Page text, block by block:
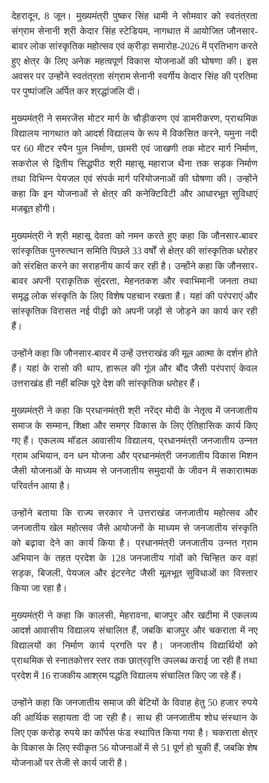
देहरादून, 8 जून। मुख्यमंत्री पुष्कर सिंह धामी ने सोमवार को स्वतंत्रता
संग्राम सेनानी श्री केदार सिंह स्टेडियम, नागथात में आयोजित जौनसार-
बावर लोक सांस्कृतिक महोत्सव एवं क्रीड़ा समारोह-2026 में प्रतिभाग करते
हुए क्षेत्र के लिए अनेक महत्वपूर्ण विकास योजनाओं की घोषणा की। इस
अवसर पर उन्होंने स्वतंत्रता संग्राम सेनानी स्वर्गीय केदार सिंह की प्रतिमा
पर पुष्पांजलि अर्पित कर श्रद्धांजलि दी।
मुख्यमंत्री ने समरजेंस मोटर मार्ग के चौड़ीकरण एवं डामरीकरण, प्राथमिक
विद्यालय नागथात को आदर्श विद्यालय के रूप में विकसित करने, यमुना नदी
पर 60 मीटर स्पैन पुल निर्माण, छामरी एवं जाखणी तक मोटर मार्ग निर्माण,
सकरोल से द्वितीय सिद्धपीठ श्री महासू महाराज थैना तक सड़क निर्माण
तथा विभिन्न पेयजल एवं संपर्क मार्ग परियोजनाओं की घोषणा की। उन्होंने
कहा कि इन योजनाओं से क्षेत्र की कनेक्टिविटी और आधारभूत सुविधाएं
मजबूत होंगी।
मुख्यमंत्री ने श्री महासू देवता को नमन करते हुए कहा कि जौनसार-बावर
सांस्कृतिक पुनरुत्थान समिति पिछले 33 वर्षों से क्षेत्र की सांस्कृतिक धरोहर
को संरक्षित करने का सराहनीय कार्य कर रही है। उन्होंने कहा कि जौनसार-
बावर अपनी प्राकृतिक सुंदरता, मेहनतकश और स्वाभिमानी जनता तथा
समृद्ध लोक संस्कृति के लिए विशेष पहचान रखता है। यहां की परंपराएं और
सांस्कृतिक विरासत नई पीढ़ी को अपनी जड़ों से जोड़ने का कार्य कर रही
हैं।
उन्होंने कहा कि जौनसार-बावर में उन्हें उत्तराखंड की मूल आत्मा के दर्शन होते
हैं। यहां के रासो की थाप, हारूल की गूंज और बौंद जैसी परंपराएं केवल
उत्तराखंड ही नहीं बल्कि पूरे देश की सांस्कृतिक धरोहर हैं।
मुख्यमंत्री ने कहा कि प्रधानमंत्री श्री नरेंद्र मोदी के नेतृत्व में जनजातीय
समाज के सम्मान, शिक्षा और समग्र विकास के लिए ऐतिहासिक कार्य किए
गए हैं। एकलव्य मॉडल आवासीय विद्यालय, प्रधानमंत्री जनजातीय उन्नत
ग्राम अभियान, वन धन योजना और प्रधानमंत्री जनजातीय विकास मिशन
जैसी योजनाओं के माध्यम से जनजातीय समुदायों के जीवन में सकारात्मक
परिवर्तन आया है।
उन्होंने बताया कि राज्य सरकार ने उत्तराखंड जनजातीय महोत्सव और
जनजातीय खेल महोत्सव जैसे आयोजनों के माध्यम से जनजातीय संस्कृति
को बढ़ावा देने का कार्य किया है। प्रधानमंत्री जनजातीय उन्नत ग्राम
अभियान के तहत प्रदेश के 128 जनजातीय गांवों को चिन्हित कर वहां
सड़क, बिजली, पेयजल और इंटरनेट जैसी मूलभूत सुविधाओं का विस्तार
किया जा रहा है।
मुख्यमंत्री ने कहा कि कालसी, मेहरावना, बाजपुर और खटीमा में एकलव्य
आदर्श आवासीय विद्यालय संचालित हैं, जबकि बाजपुर और चकराता में नए
विद्यालयों का निर्माण कार्य प्रगति पर है। जनजातीय विद्यार्थियों को
प्राथमिक से स्नातकोत्तर स्तर तक छात्रवृत्ति उपलब्ध कराई जा रही है तथा
प्रदेश में 16 राजकीय आश्रम पद्धति विद्यालय संचालित किए जा रहे हैं।
उन्होंने कहा कि जनजातीय समाज की बेटियों के विवाह हेतु 50 हजार रुपये
की आर्थिक सहायता दी जा रही है। साथ ही जनजातीय शोध संस्थान के
लिए एक करोड़ रुपये का कॉर्पस फंड स्थापित किया गया है। चकराता क्षेत्र
के विकास के लिए स्वीकृत 56 योजनाओं में से 51 पूर्ण हो चुकी हैं, जबकि शेष
योजनाओं पर तेजी से कार्य जारी है।